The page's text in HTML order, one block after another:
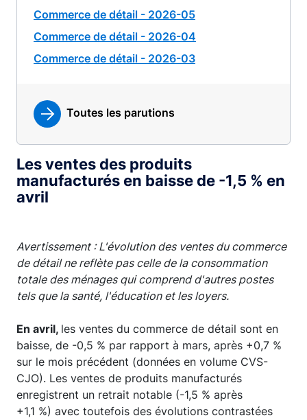
Commerce de détail - 2026-05
Commerce de détail - 2026-04
Commerce de détail - 2026-03
Toutes les parutions
Les ventes des produits
manufacturés en baisse de -1,5 % en
avril
Avertissement : L'évolution des ventes du commerce
de détail ne reflète pas celle de la consommation
totale des ménages qui comprend d'autres postes
tels que la santé, l'éducation et les loyers.
En avril, les ventes du commerce de détail sont en
baisse, de -0,5 % par rapport à mars, après +0,7 %
sur le mois précédent (données en volume CVS-
CJO). Les ventes de produits manufacturés
enregistrent un retrait notable (-1,5 % après
+1,1 %) avec toutefois des évolutions contrastées